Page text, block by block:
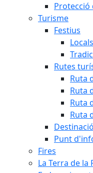
Protecció
Turisme
Festius
Locals
Rutes
Ruta
Ruta
Ruta
Ruta
Punt
Fires
La Terra de la